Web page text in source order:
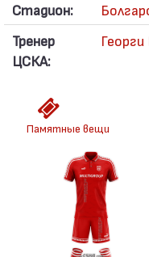
Стадион:
Тренер
ЦСКА:
Георги
Памятные вещи